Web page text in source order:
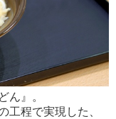
ん』。
工程で実現した、